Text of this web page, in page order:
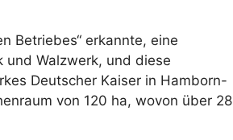
Betriebes“ erkannte, eine
und Walzwerk, und diese
Deutscher Kaiser in Hamborn-
von 120 ha, wovon über 28